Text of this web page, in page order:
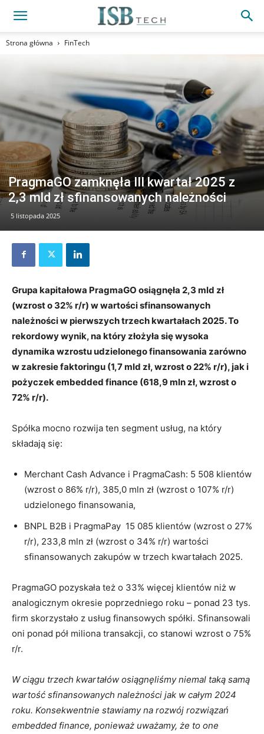
Strona główna FinTech
PragmaGO zamknęła III kwartał 2025 z
2,3 mld zł sfinansowanych należności
5 listopada 2025
Grupa kapitałowa PragmaGO osiągnęła 2,3 mld zł
(wzrost o 32% r/r) w wartości sfinansowanych
należności w pierwszych trzech kwartałach 2025. To
rekordowy wynik, na który złożyła się wysoka
dynamika wzrostu udzielonego finansowania zarówno
w zakresie faktoringu (1,7 mld zł, wzrost o 22% r/r), jak i
pożyczek embedded finance (618,9 mln zł, wzrost o
72% r/r).
Spółka mocno rozwija ten segment usług, na który
składają się:
Merchant Cash Advance i PragmaCash: 5 508 klientów
(wzrost o 86% r/r), 385,0 mln zł (wzrost o 107% r/r)
udzielonego finansowania,
BNPL B2B i PragmaPay 15 085 klientów (wzrost o 27%
r/r), 233,8 mln zł (wzrost o 34% r/r) wartości
sfinansowanych zakupów w trzech kwartałach 2025.
PragmaGO pozyskała też o 33% więcej klientów niż w
analogicznym okresie poprzedniego roku – ponad 23 tys.
firm skorzystało z usług finansowych spółki. Sfinansowali
oni ponad pół miliona transakcji, co stanowi wzrost o 75%
r/r.
W ciągu trzech kwartałów osiągnęliśmy niemal taką samą
wartość sfinansowanych należności jak w całym 2024
roku. Konsekwentnie stawiamy na rozwój rozwiązań
embedded finance, ponieważ uważamy, że to one